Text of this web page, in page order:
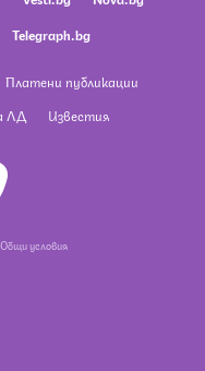
Telegraph.bg
Платени публикации
ЛД Известия
Общи условия